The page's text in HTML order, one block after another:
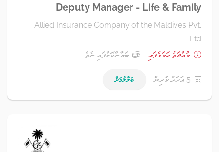
Deputy Manager - Life & Family
Allied Insurance Company of the Maldives Pvt.
Ltd.
މުއްދަތު ހަމަވެފައި
ބަޔާންކޮށްފައި ނެތް
5 އަހަރު ކުރިން ބަލާލުމަށް